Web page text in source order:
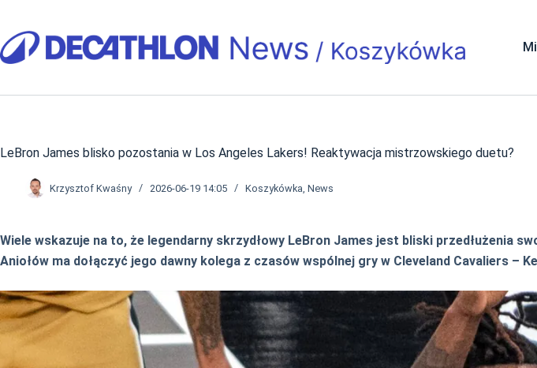
treści
LeBron James blisko pozostania w Los Angeles Lakers! Reaktywacja mistrzowskiego duetu?
Krzysztof Kwaśny 2026-06-19 14:05 Koszykówka ,News
Wiele wskazuje na to, że legendarny skrzydłowy LeBron James jest bliski przedłużenia
Aniołów ma dołączyć jego dawny kolega z czasów wspólnej gry w Cleveland Cavaliers –